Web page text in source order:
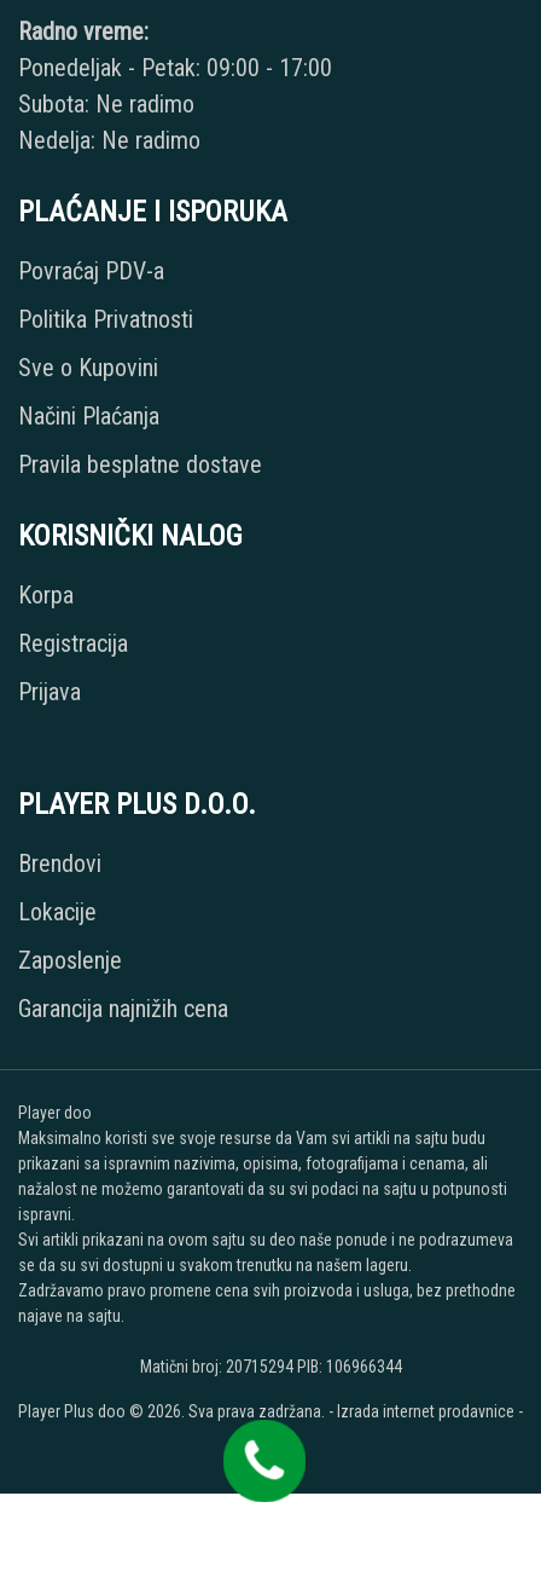
Radno vreme:
Ponedeljak - Petak: 09:00 - 17:00
Subota: Ne radimo
Nedelja: Ne radimo
PLAĆANJE I ISPORUKA
Povraćaj PDV-a
Politika Privatnosti
Sve o Kupovini
Načini Plaćanja
Pravila besplatne dostave
KORISNIČKI NALOG
Korpa
Registracija
Prijava
PLAYER PLUS D.O.O.
Brendovi
Lokacije
Zaposlenje
Garancija najnižih cena
Player doo
Maksimalno koristi sve svoje resurse da Vam svi artikli na sajtu budu
prikazani sa ispravnim nazivima, opisima, fotografijama i cenama, ali
nažalost ne možemo garantovati da su svi podaci na sajtu u potpunosti
ispravni.
Svi artikli prikazani na ovom sajtu su deo naše ponude i ne podrazumeva
se da su svi dostupni u svakom trenutku na našem lageru.
Zadržavamo pravo promene cena svih proizvoda i usluga, bez prethodne
najave na sajtu.
Matični broj: 20715294 PIB: 106966344
Player Plus doo © 2026. Sva prava zadržana. - Izrada internet prodavnice -
Selltico.